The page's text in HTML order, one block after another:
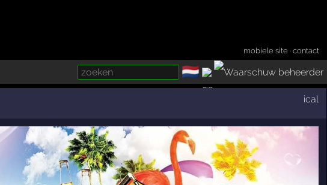
mobiele site ·contact
🇳🇱
ical